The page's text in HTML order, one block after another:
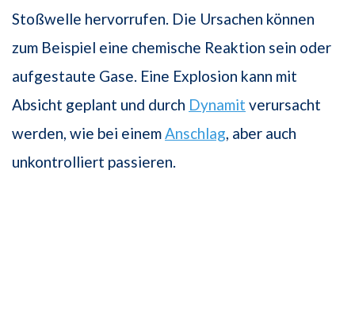
Stoßwelle hervorrufen. Die Ursachen können
zum Beispiel eine chemische Reaktion sein oder
aufgestaute Gase. Eine Explosion kann mit
Absicht geplant und durch Dynamit verursacht
werden, wie bei einem Anschlag , aber auch
unkontrolliert passieren.